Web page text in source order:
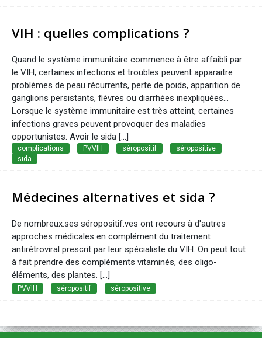
VIH : quelles complications ?
Quand le système immunitaire commence à être affaibli par
le VIH, certaines infections et troubles peuvent apparaitre :
problèmes de peau récurrents, perte de poids, apparition de
ganglions persistants, fièvres ou diarrhées inexpliquées...
Lorsque le système immunitaire est très atteint, certaines
infections graves peuvent provoquer des maladies
opportunistes. Avoir le sida [...]
complications PVVIH séropositif
séropositive
sida
Médecines alternatives et sida ?
De nombreux.ses séropositif.ves ont recours à d'autres
approches médicales en complément du traitement
antirétroviral prescrit par leur spécialiste du VIH. On peut tout
à fait prendre des compléments vitaminés, des oligo-
éléments, des plantes. [...]
PVVIH séropositif séropositive